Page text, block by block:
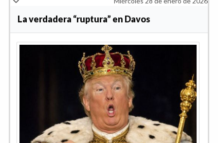
La verdadera “ruptura” en Davos